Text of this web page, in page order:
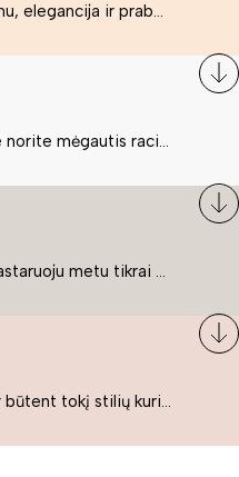
Klasikiniai baldai alsuoja solidumu, elegancija ir prabanga. Paprastai jie būna masyvūs, kuria didybės įspūdį. Neabejotinai jie bus geriausias pasirinkimas estetiškam ir rafinuotam klasikiniam namų interjerui. Kartais klasikiniai baldai traktuojami kaip senoviniai, bet tai ne tiesa – klasika yra stilius, neišsemiama elegancija ir rafinuotumas.
Jei savo namų ar biuro interjere norite mėgautis racionaliai išnaudotomis erdvėmis, funkcionalumu ir esate neabejingi tamsesniam koloritui bei praktiškiems sprendimams, tuomet industrinis stilius bus būtent tai, ko Jums reikia. O industrinio stiliaus baldus išsirinksite mūsų asortimente.
Modernios klasikos interjeras pastaruoju metu tikrai yra „ant bangos“. Tie, kurie nenori pernelyg nutolti nuo klasikos, bet drauge žavisi šiuolaikiškais sprendimais, su malonumu savo namuose kuria klasikos ir modernaus interjero tandemą – elegantišką, subtilų ir žavingą.
Jei esate prabangos gerbėjas ir būtent tokį stilių kuriate savo namuose ar biure, tuomet solidūs, prabangūs baldai nepriekaištingai įsilies į Jūsų kuriamą interjerą.